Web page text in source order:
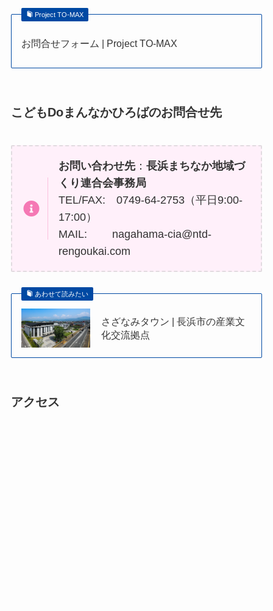
Project TO-MAX
お問合せフォーム | Project TO-MAX
こどもDoまんなかひろばのお問合せ先
お問い合わせ先：長浜まちなか地域づ
くり連合会事務局
TEL/FAX: 0749-64-2753（平日9:00-
17:00）
MAIL: nagahama-cia@ntd-
rengoukai.com
あわせて読みたい
さざなみタウン | 長浜市の産業文
化交流拠点
アクセス